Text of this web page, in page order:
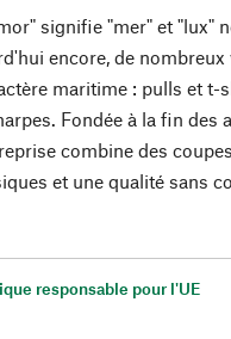
signifie "mer" et "lux"
encore, de
maritime : pulls et t-
Fondée à la fin des
combine des
et une qualité sans
responsable pour l'UE